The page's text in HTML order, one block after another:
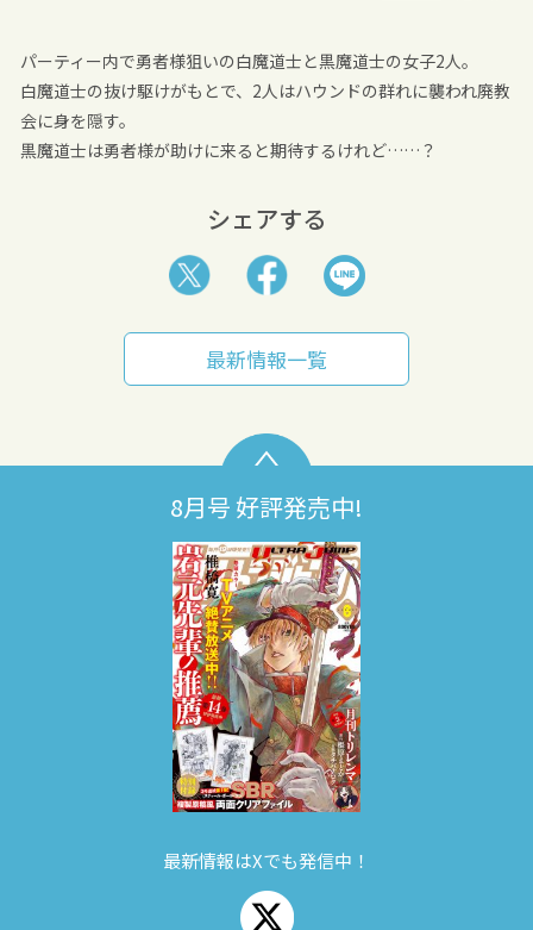
パーティー内で勇者様狙いの白魔道士と黒魔道士の女子2人。
白魔道士の抜け駆けがもとで、2人はハウンドの群れに襲われ廃教
会に身を隠す。
黒魔道士は勇者様が助けに来ると期待するけれど……？
シェアする
最新情報一覧
8月号 好評発売中!
最新情報はXでも発信中！